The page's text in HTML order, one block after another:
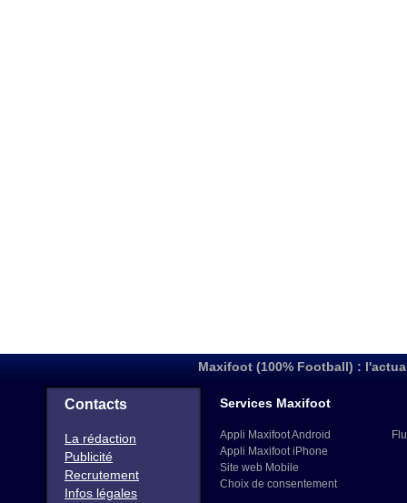
Maxifoot (100% Football) :
Contacts
La rédaction
Publicité
Recrutement
Infos légales
Services Maxifoot
Appli Maxifoot Android
Appli Maxifoot iPhone
Site web Mobile
Choix de consentement